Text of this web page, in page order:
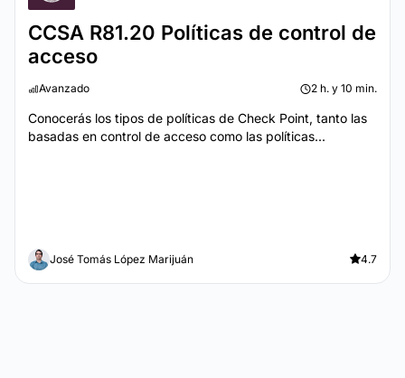
CCSA R81.20 Políticas de control de
acceso
Avanzado 2 h. y 10 min.
Conocerás los tipos de políticas de Check Point, tanto las
basadas en control de acceso como las políticas...
José Tomás López Marijuán 4.7